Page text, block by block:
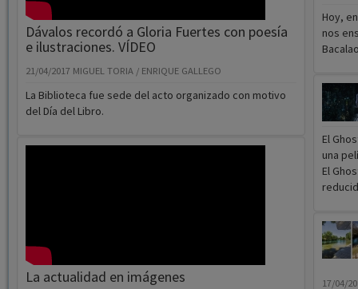
Dávalos recordó a Gloria Fuertes con poesía
e ilustraciones. VÍDEO
21/04/2017 MIGUEL TORIA / ENRIQUE GALLEGO
La Biblioteca fue sede del acto organizado con motivo
del Día del Libro.
La actualidad en imágenes
Hoy,
nos
El
una
El
17/04/